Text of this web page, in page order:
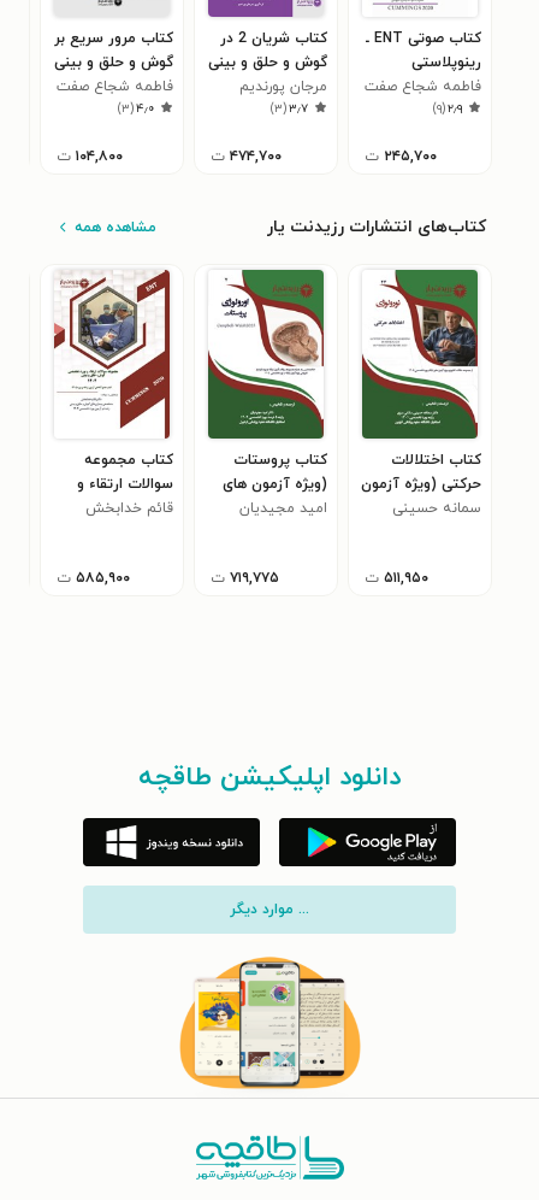
کتاب صوتی ENT ـ
رینوپلاستی
فاطمه شجاع صفت
۲٫۹(۹)
۲۴۵,۷۰۰ ت
کتاب شریان 2 در
گوش و حلق و بینی
و جراحی سر و گردن
(1401)
مرجان پورندیم
۳٫۷(۳)
۴۷۴,۷۰۰ ت
کتاب مرور سریع بر
گوش و حلق و بینی
(ENT) 2020
فاطمه شجاع صفت
۴٫۰(۳)
۱۰۴,۸۰۰ ت
کتاب‌های انتشارات رزیدنت یار مشاهده همه
کتاب اختلالات
حرکتی (ویژه آزمون
های 1405)
سمانه حسینی
۵۱۱,۹۵۰ ت
کتاب پروستات
(ویژه آزمون های
1405)
امید مجیدیان
۷۱۹,۷۷۵ ت
کتاب مجموعه
سوالات ارتقاء و
بورد تخصصی گوش،
قائم خدابخش
۵۸۵,۹۰۰ ت
دانلود اپلیکیشن طاقچه
... موارد دیگر